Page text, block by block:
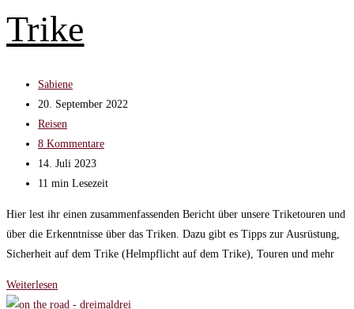
Trike
Beitrags-
Autor:
Sabiene
Beitrag
veröffentlicht:
20. September 2022
Beitrags-
Kategorie:
Reisen
Beitrags-
Kommentare:
8 Kommentare
Beitrag
zuletzt
am:
14. Juli 2023
Lesedauer:
11 min Lesezeit
Hier lest ihr einen zusammenfassenden Bericht über unsere Triketouren und
über die Erkenntnisse über das Triken. Dazu gibt es Tipps zur Ausrüstung,
Sicherheit auf dem Trike (Helmpflicht auf dem Trike), Touren und mehr
Weiterlesen
Triketouren